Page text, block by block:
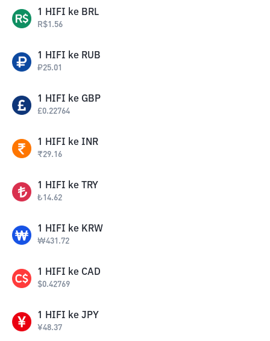
1 HIFI ke BRL
R$1.56
1 HIFI ke RUB
₽25.01
1 HIFI ke GBP
£0.22764
1 HIFI ke INR
₹29.16
1 HIFI ke TRY
₺14.62
1 HIFI ke KRW
₩431.72
1 HIFI ke CAD
$0.42769
1 HIFI ke JPY
¥48.37